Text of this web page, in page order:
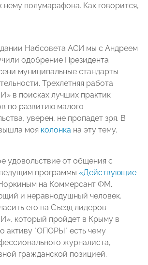
нему полумарафона. Как говорится,
Набсовета АСИ мы с Андреем
одобрение Президента
муниципальные стандарты
Трехлетняя работа
в поисках лучших практик
по развитию малого
уверен, не пропадет зря. В
моя колонка на эту тему.
удовольствие от общения с
программы «Действующие
на Коммерсант ФМ.
и неравнодушный человек.
его на Съезд лидеров
который пройдет в Крыму в
активу "ОПОРЫ" есть чему
журналиста,
гражданской позицией.